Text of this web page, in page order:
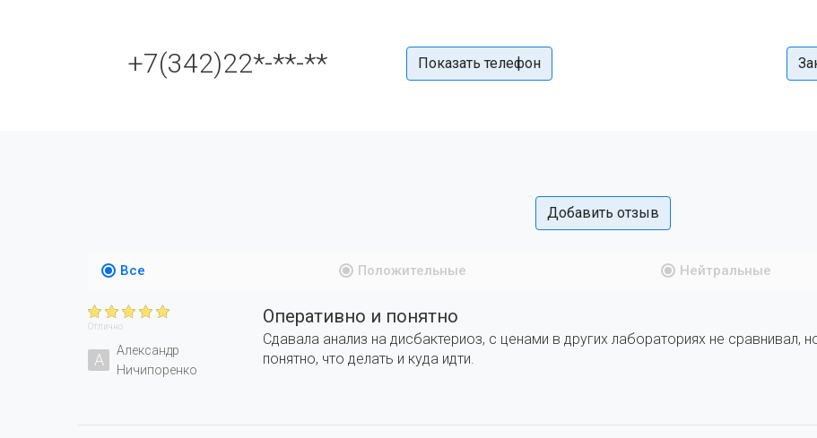
+7(342)22*-**-** Показать телефон
Добавить отзыв
Все Положительные Нейтральные
Отлично
А
Александр
Ничипоренко
Оперативно и понятно
Сдавала анализ на дисбактериоз, с ценами в других лабораториях не сравнивал,
понятно, что делать и куда идти.